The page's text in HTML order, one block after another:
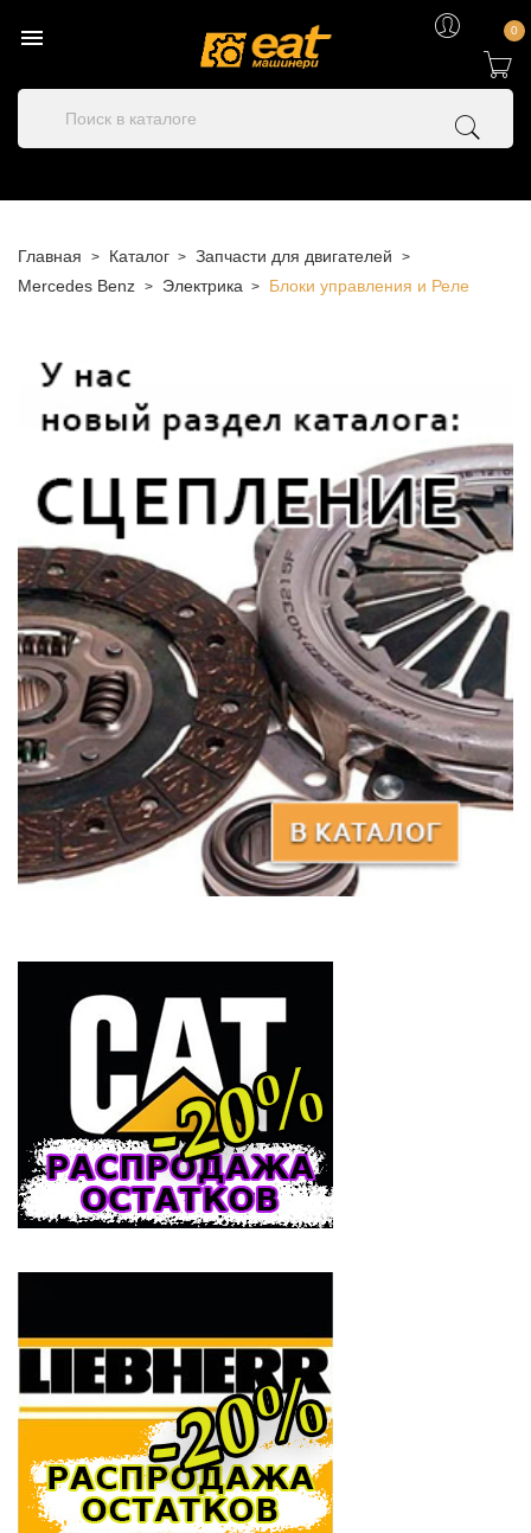
 0
Главная Каталог
Запчасти для двигателей
Mercedes Benz
Электрика Блоки управления и Реле